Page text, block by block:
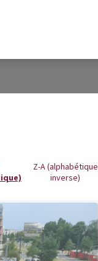
Z-A (alphabétique
inverse)